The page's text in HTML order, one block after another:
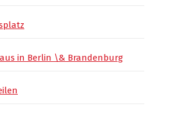
in Berlin \& Brandenburg